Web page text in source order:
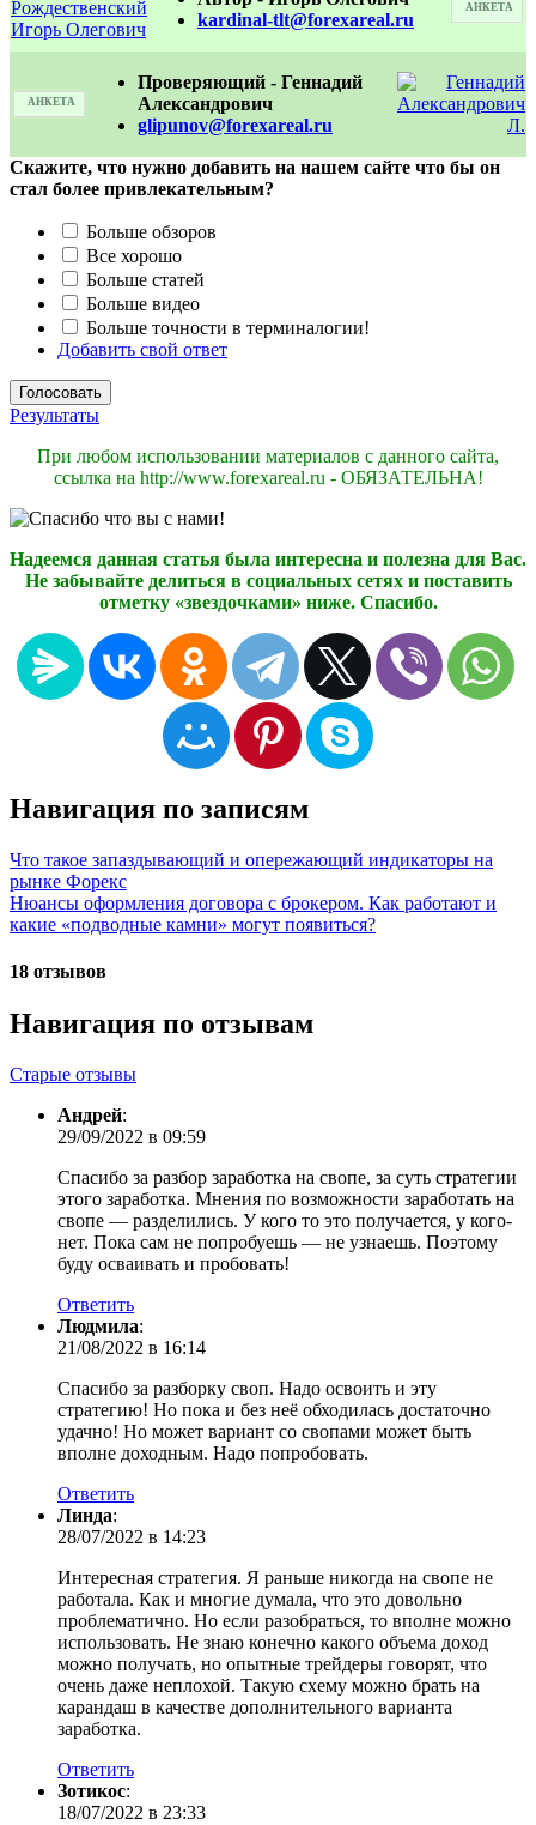
kardinal-tlt@forexareal.ru
АНКЕТА
АНКЕТА
Проверяющий - Геннадий
Александрович
glipunov@forexareal.ru
Скажите, что нужно добавить на нашем сайте что бы он
стал более привлекательным?
Больше обзоров
Все хорошо
Больше статей
Больше видео
Больше точности в терминалогии!
Добавить свой ответ
Результаты
При любом использовании материалов с данного сайта,
ссылка на http://www.forexareal.ru - ОБЯЗАТЕЛЬНА!
Надеемся данная статья была интересна и полезна для Вас.
Не забывайте делиться в социальных сетях и поставить
отметку «звездочками» ниже. Спасибо.
Навигация по записям
Что такое запаздывающий и опережающий индикаторы на
рынке Форекс
Нюансы оформления договора с брокером. Как работают и
какие «подводные камни» могут появиться?
18 отзывов
Навигация по отзывам
Старые отзывы
Андрей:
29/09/2022 в 09:59
Спасибо за разбор заработка на свопе, за суть стратегии
этого заработка. Мнения по возможности заработать на
свопе — разделились. У кого то это получается, у кого-
нет. Пока сам не попробуешь — не узнаешь. Поэтому
буду осваивать и пробовать!
Ответить
Людмила:
21/08/2022 в 16:14
Спасибо за разборку своп. Надо освоить и эту
стратегию! Но пока и без неё обходилась достаточно
удачно! Но может вариант со свопами может быть
вполне доходным. Надо попробовать.
Ответить
Линда:
28/07/2022 в 14:23
Интересная стратегия. Я раньше никогда на свопе не
работала. Как и многие думала, что это довольно
проблематично. Но если разобраться, то вполне можно
использовать. Не знаю конечно какого объема доход
можно получать, но опытные трейдеры говорят, что
очень даже неплохой. Такую схему можно брать на
карандаш в качестве дополнительного варианта
заработка.
Ответить
Зотикос:
18/07/2022 в 23:33